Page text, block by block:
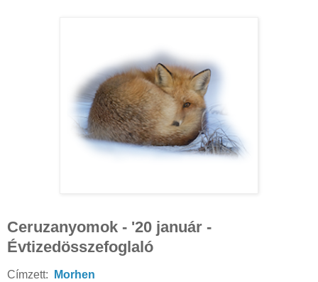
Ceruzanyomok - '20 január -
Évtizedösszefoglaló
Címzett:
Morhen